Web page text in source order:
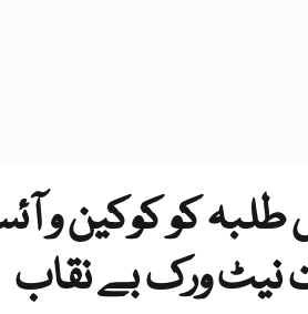
کو کوکین و
نیٹ ورک بے نقاب